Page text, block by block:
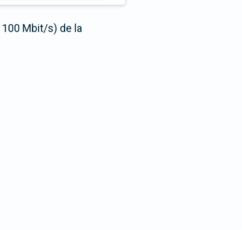
Mbit/s) de la